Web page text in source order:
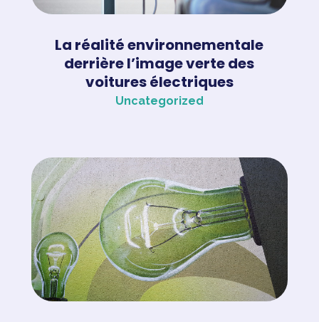
La réalité environnementale
derrière l’image verte des
voitures électriques
Uncategorized